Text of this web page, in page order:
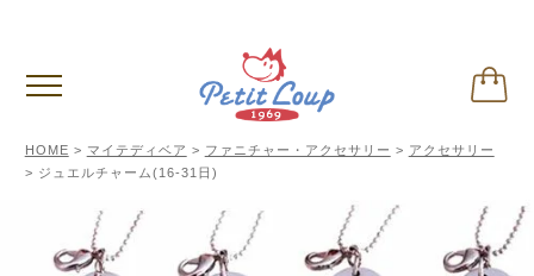
HOME マイテディベア ファニチャー・アクセサリー
アクセサリー
ジュエルチャーム(16-31日)